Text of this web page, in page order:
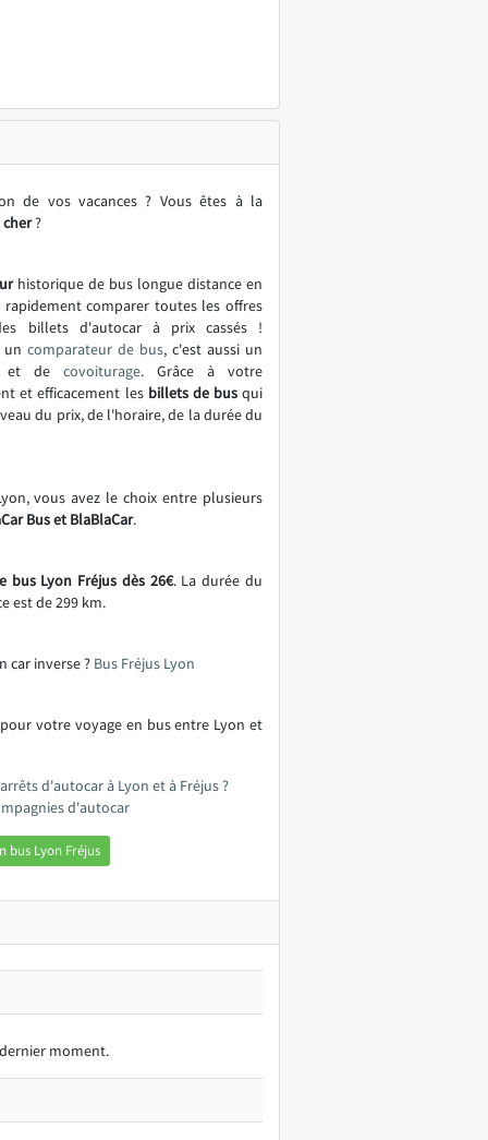
de vos vacances ? Vous êtes à la
cher?
historique de bus longue distance en
comparer toutes les offres
billets d'autocar à prix cassés !
un comparateur de bus, c'est aussi un
de covoiturage. Grâce à votre
et efficacement les billets de busqui
du prix, de l'horaire, de la durée du
vous avez le choix entre plusieurs
Bus et BlaBlaCar.
bus Lyon Fréjus dès 26€. La durée du
est de 299 km.
car inverse ? Bus Fréjus Lyon
votre voyage en bus entre Lyon et
d'autocar à Lyon et à Fréjus ?
d'autocar
bus Lyon Fréjus
moment.